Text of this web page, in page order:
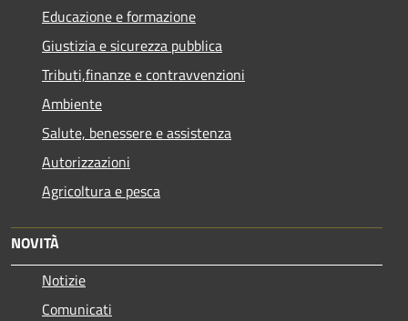
Educazione e formazione
Giustizia e sicurezza pubblica
Tributi,finanze e contravvenzioni
Ambiente
Salute, benessere e assistenza
Autorizzazioni
Agricoltura e pesca
NOVITÀ
Notizie
Comunicati